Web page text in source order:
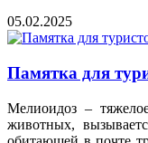
05.02.2025
Памятка для
Мелиоидоз –
животных,